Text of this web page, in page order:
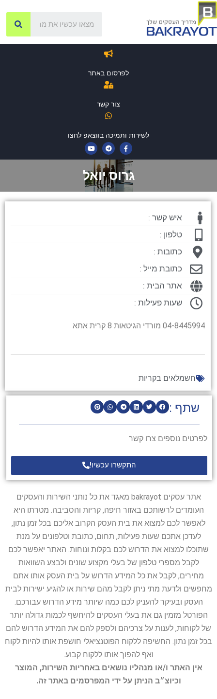
לפרסום באתר
צור קשר
לשירות ותמיכה בווצאפ לחצו
גרוס יואל
שתף :
לפרטים נוספים צרו קשר
התקשרו עכשיו!
איש קשר :
טלפון :
כתובות :
כתובת מייל :
אתר הבית :
שעות פעילות :
04-8445994 מורדי הגיטאות 8 קרית אתא
חשמלאים בקריות
אתר עסקים bakrayot מאגד את כל נותני השירות והעסקים
העומדים לרשותכם באזור חיפה, קריות והסביבה. מטרתו היא
לאפשר לכם למצוא את בית העסק הקרוב אליכם בכל זמן נתון,
לעדכן אתכם שעות פעילות, תחום, כתובת וטלפונים על מנת
שתוכלו למצוא את הדרוש לכם בקלות ונוחות. האתר יאפשר לכם
לקבל מספרי טלפון של בעלי מקצוע שונים ולבצע השוואות
מחירים, לקבל את כל המידע הדרוש על בית העסק אותו אתם
מחפשים ולדעת מתי ניתן לקבל מהם שירות או להגיע ישירות לבית
העסק ובעיקר להעניק לכם כמה שיותר מידע הדרוש עבורכם.
הפורטל מזמין גם את בעלי העסקים להיחשף לכמות גדולה יותר
של לקוחות, לענות על צרכיהם ולספק להם את המידע הדרוש להם
בכל זמן נתון. החשיפה ללקוח הפוטנציאלי חושפת אותו להיות לקוח
ואף להפוך אותו ללקוח קבוע.
אין האתר ו/או מנהליו נושאים באחריות השירות, המוצר
וכיוצ״ב הניתן על ידי המפרסמים באתר זה.